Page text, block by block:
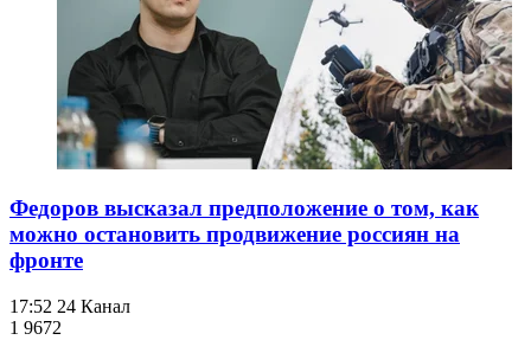
Федоров высказал предположение о том, как
можно остановить продвижение россиян на
фронте
17:52 24 Канал
1 9672